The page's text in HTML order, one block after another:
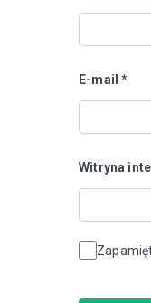
E-mail*
Witryna